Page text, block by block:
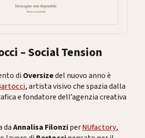
– Social Tension
di Oversizedel nuovo anno è
, artista visivo che spazia dalla
e fondatore dell’agenzia creativa
daAnnalisa FilonziperNUfactory,